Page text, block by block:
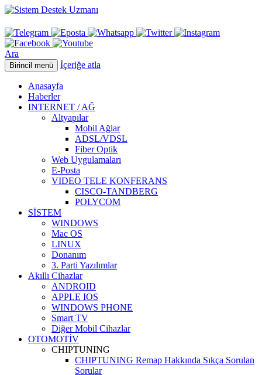
Ara
Birincil menü İçeriğe atla
Anasayfa
Haberler
INTERNET / AĞ
Altyapılar
Mobil Ağlar
ADSL/VDSL
Fiber Optik
Web Uygulamaları
E-Posta
VIDEO TELE KONFERANS
CISCO-TANDBERG
POLYCOM
SİSTEM
WINDOWS
Mac OS
LINUX
Donanım
3. Parti Yazılımlar
Akıllı Cihazlar
ANDROID
APPLE IOS
WINDOWS PHONE
Smart TV
Diğer Mobil Cihazlar
OTOMOTİV
CHIPTUNING
CHIPTUNING Remap Hakkında Sıkça Sorulan
Sorular